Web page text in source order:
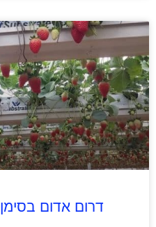
דרום אדום בסימן 70 שנים למדינה